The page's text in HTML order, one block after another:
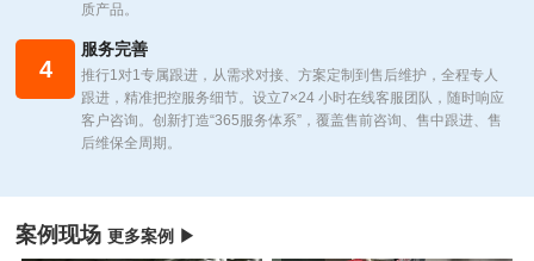
质产品。
4
服务完善
推行1对1专属跟进，从需求对接、方案定制到售后维护，全程专人
跟进，精准把控服务细节。设立7×24 小时在线客服团队，随时响应
客户咨询。创新打造“365服务体系”，覆盖售前咨询、售中跟进、售
后维保全周期。
案例现场更多案例 ▶